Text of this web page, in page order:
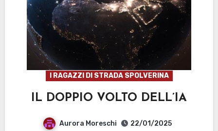
I RAGAZZI DI STRADA SPOLVERINA
IL DOPPIO VOLTO DELL’IA
Aurora Moreschi
22/01/2025